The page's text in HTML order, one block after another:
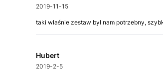
2019-11-15
taki właśnie zestaw był nam potrzebny,
Hubert
2019-2-5